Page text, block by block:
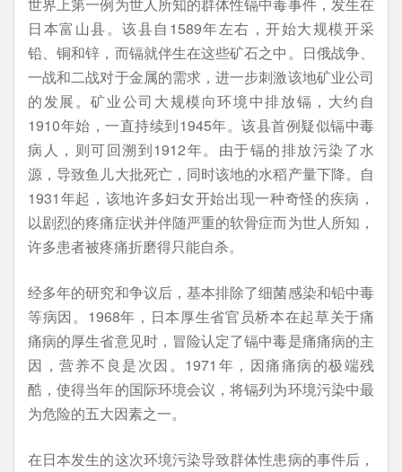
日本富山县。该县自1589年左右，开始大规模开采
铅、铜和锌，而镉就伴生在这些矿石之中。日俄战争、
一战和二战对于金属的需求，进一步刺激该地矿业公司
的发展。矿业公司大规模向环境中排放镉，大约自
1910年始，一直持续到1945年。该县首例疑似镉中毒
病人，则可回溯到1912年。由于镉的排放污染了水
源，导致鱼儿大批死亡，同时该地的水稻产量下降。自
1931年起，该地许多妇女开始出现一种奇怪的疾病，
以剧烈的疼痛症状并伴随严重的软骨症而为世人所知，
许多患者被疼痛折磨得只能自杀。
经多年的研究和争议后，基本排除了细菌感染和铅中毒
等病因。1968年，日本厚生省官员桥本在起草关于痛
痛病的厚生省意见时，冒险认定了镉中毒是痛痛病的主
因，营养不良是次因。1971年，因痛痛病的极端残
酷，使得当年的国际环境会议，将镉列为环境污染中最
为危险的五大因素之一。
在日本发生的这次环境污染导致群体性患病的事件后，